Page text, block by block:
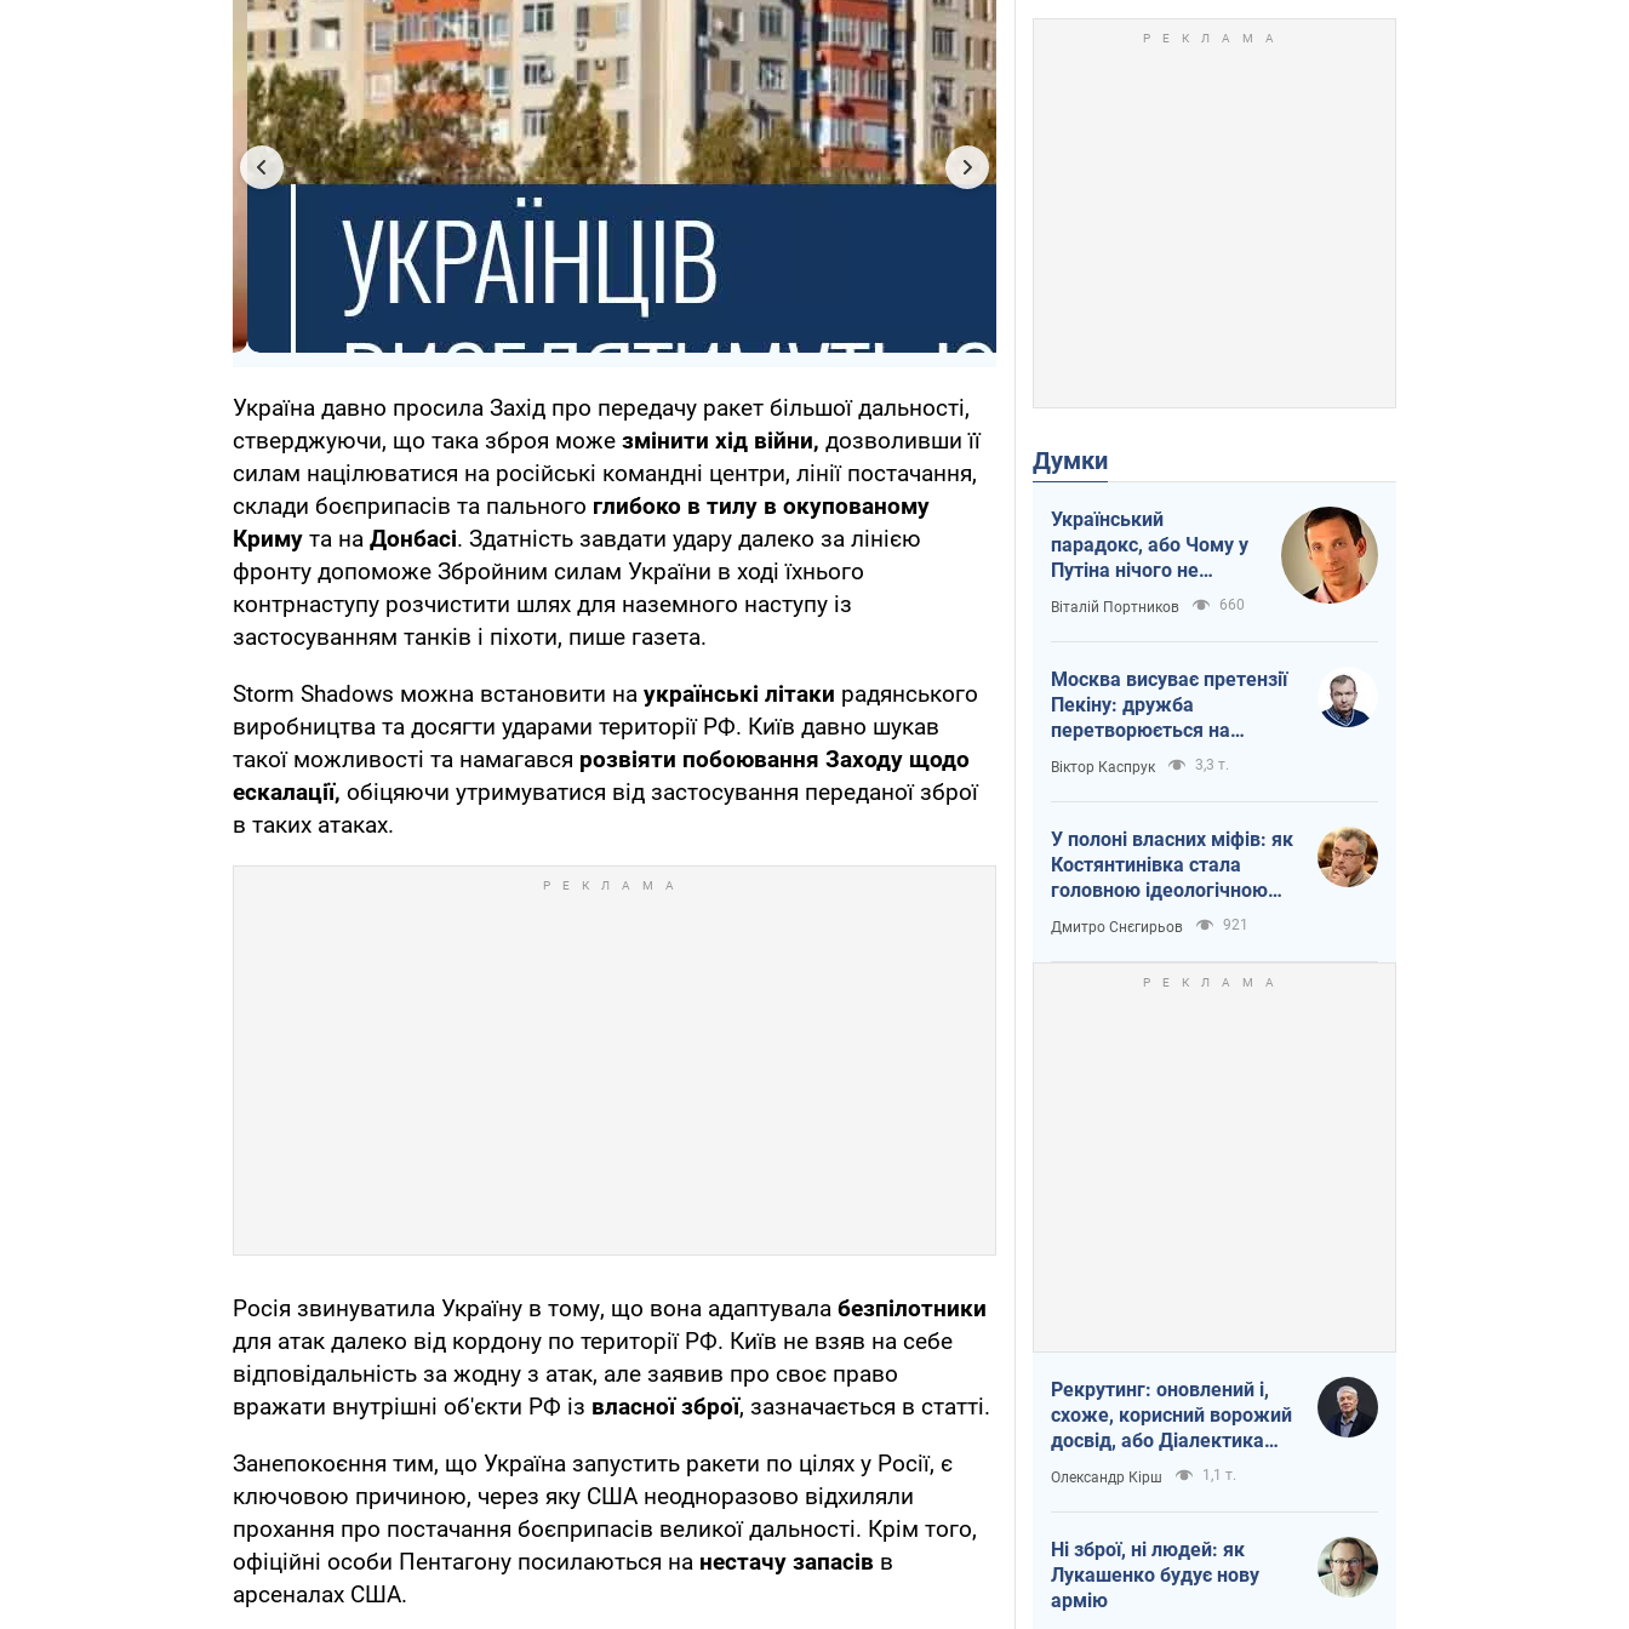
Україна давно просила Захід про передачу ракет більшої дальності,
стверджуючи, що така зброя може змінити хід війни, дозволивши її
силам націлюватися на російські командні центри, лінії постачання,
склади боєприпасів та пального глибоко в тилу в окупованому
Криму та на Донбасі. Здатність завдати удару далеко за лінією
фронту допоможе Збройним силам України в ході їхнього
контрнаступу розчистити шлях для наземного наступу із
застосуванням танків і піхоти, пише газета.
Storm Shadows можна встановити на українські літаки радянського
виробництва та досягти ударами території РФ. Київ давно шукав
такої можливості та намагався розвіяти побоювання Заходу щодо
ескалації, обіцяючи утримуватися від застосування переданої зброї
в таких атаках.
Росія звинуватила Україну в тому, що вона адаптувала безпілотники
для атак далеко від кордону по території РФ. Київ не взяв на себе
відповідальність за жодну з атак, але заявив про своє право
вражати внутрішні об'єкти РФ із власної зброї, зазначається в статті.
Занепокоєння тим, що Україна запустить ракети по цілях у Росії, є
ключовою причиною, через яку США неодноразово відхиляли
прохання про постачання боєприпасів великої дальності. Крім того,
офіційні особи Пентагону посилаються на нестачу запасів в
арсеналах США.
Думки
Український
парадокс, або Чому у
Путіна нічого не
вийшло з Україною
Віталій Портников 660
Москва висуває претензії
Пекіну: дружба
перетворюється на
залежність Росії від
Китаю
Віктор Каспрук 3,3 т.
У полоні власних міфів: як
Костянтинівка стала
головною ідеологічною
пасткою для російських
окупантів
Дмитро Снєгирьов 921
Рекрутинг: оновлений і,
схоже, корисний ворожий
досвід, або Діалектика
вибагливого боягузтва
Олександр Кірш 1,1 т.
Ні зброї, ні людей: як
Лукашенко будує нову
армію